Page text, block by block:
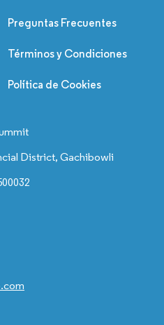
Preguntas Frecuentes
Términos y Condiciones
Política de Cookies
District, Gachibowli